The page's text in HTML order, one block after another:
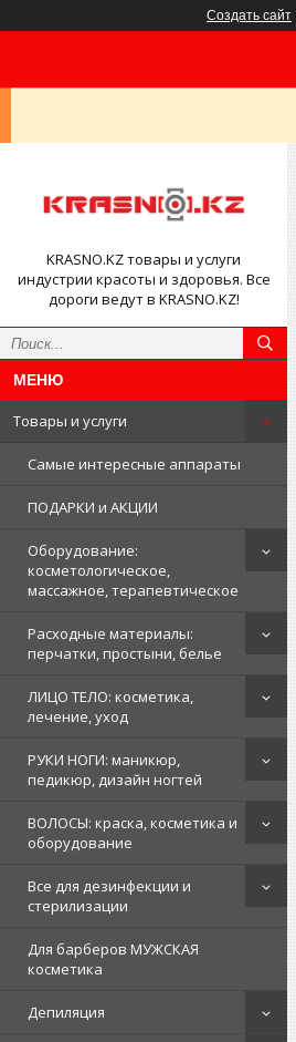
Создать сайт
KRASNO.KZ товары и услуги
индустрии красоты и здоровья. Все
дороги ведут в KRASNO.KZ!
Товары и услуги
Самые интересные аппараты
ПОДАРКИ и АКЦИИ
Оборудование:
косметологическое,
массажное, терапевтическое
Расходные материалы:
перчатки, простыни, белье
ЛИЦО ТЕЛО: косметика,
лечение, уход
РУКИ НОГИ: маникюр,
педикюр, дизайн ногтей
ВОЛОСЫ: краска, косметика и
оборудование
Все для дезинфекции и
стерилизации
Для барберов МУЖСКАЯ
косметика
Депиляция